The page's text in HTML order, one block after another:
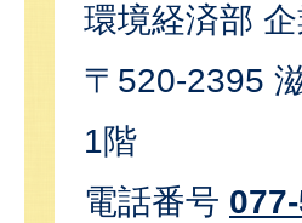
環境経済部
〒520-2395
1階
電話番号